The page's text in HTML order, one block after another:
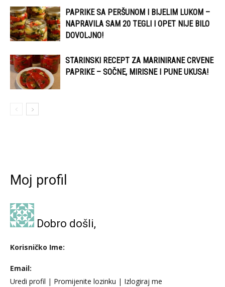
PAPRIKE SA PERŠUNOM I BIJELIM LUKOM –
NAPRAVILA SAM 20 TEGLI I OPET NIJE BILO
DOVOLJNO!
STARINSKI RECEPT ZA MARINIRANE CRVENE
PAPRIKE – SOČNE, MIRISNE I PUNE UKUSA!
Moj profil
Dobro došli,
Korisničko Ime:
Email:
Uredi profil | Promijenite lozinku | Izlogiraj me